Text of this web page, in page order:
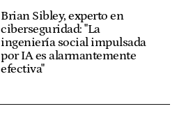
Brian Sibley, experto en
ciberseguridad: "La
ingeniería social impulsada
por IA es alarmantemente
efectiva"